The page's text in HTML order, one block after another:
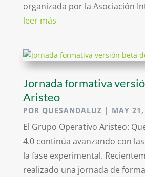
organizada por la Asociación
leer más
Jornada formativa
Aristeo
POR QUESANDALUZ | MAY
El Grupo Operativo Aristeo:
4.0 continúa avanzando con
la fase experimental.
realizado una jornada de